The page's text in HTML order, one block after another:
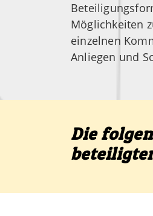
Möglichkeiten
einzelnen
Anliegen und
Die